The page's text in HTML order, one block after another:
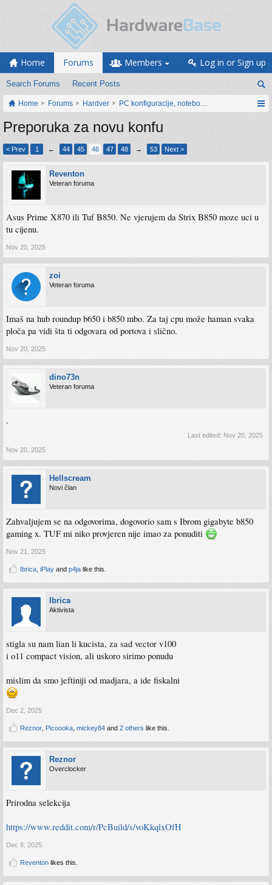
Home Forums
Search Forums Recent Posts
Members Log in or Sign up
Home Forums Hardver PC konfiguracije, notebook računari, servis
Preporuka za novu konfu
< Prev 1 ← 44 45 46 47 48 → 53 Next >
Reventon
Veteran foruma
Asus Prime X870 ili Tuf B850. Ne vjerujem da Strix B850 moze uci u
tu cijenu.
Nov 20, 2025
zoi
Veteran foruma
Imaš na hub roundup b650 i b850 mbo. Za taj cpu može haman svaka
ploča pa vidi šta ti odgovara od portova i slično.
Nov 20, 2025
dino73n
Veteran foruma
.
Last edited: Nov 20, 2025
Nov 20, 2025
Hellscream
Novi član
Zahvaljujem se na odgovorima, dogovorio sam s Ibrom gigabyte b850
gaming x. TUF mi niko provjeren nije imao za ponuditi
Nov 21, 2025
Ibrica iPlay and p4ja like this.
Ibrica
Aktivista
stigla su nam lian li kucista, za sad vector v100
i o11 compact vision, ali uskoro sirimo ponudu
mislim da smo jeftiniji od madjara, a ide fiskalni
Dec 2, 2025
Reznor Picoooka mickey84 and 2 others like this.
Reznor
Overclocker
Prirodna selekcija
https://www.reddit.com/r/PcBuild/s/voKkqlxOfH
Dec 8, 2025
Reventon likes this.